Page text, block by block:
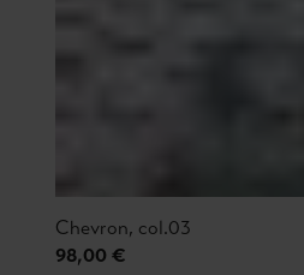
Chevron, col.03
98,00 €